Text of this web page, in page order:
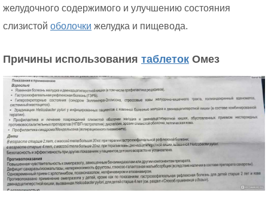
желудочного содержимого и улучшению состояния
слизистой оболочки желудка и пищевода.
Причины использования таблеток Омез